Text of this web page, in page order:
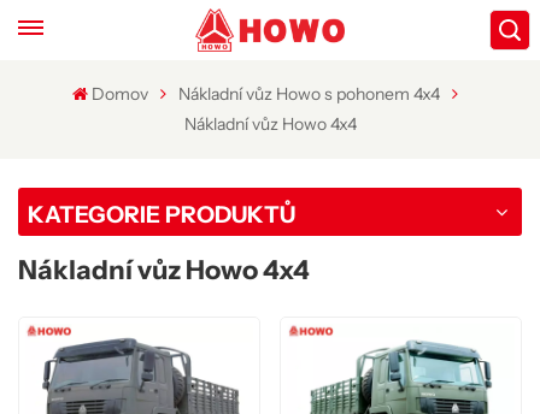
Domov
Nákladní vůz Howo s pohonem 4x4
Nákladní vůz Howo 4x4
KATEGORIE PRODUKTŮ
Nákladní vůz Howo 4x4